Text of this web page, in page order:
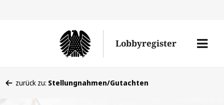
Lobbyregister
Menü
befinden
zurück zu: Stellungnahmen/Gutachten